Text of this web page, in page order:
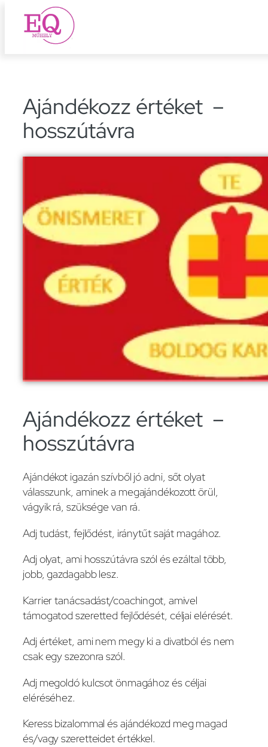
Ugrás
Ajándékozz értéket –
hosszútávra
Ajándékozz értéket –
hosszútávra
Ajándékot igazán szívből jó adni, sőt olyat
válasszunk, aminek a megajándékozott örül,
vágyik rá, szüksége van rá.
Adj tudást, fejlődést, iránytűt saját magához.
Adj olyat, ami hosszútávra szól és ezáltal több,
jobb, gazdagabb lesz.
Karrier tanácsadást/coachingot, amivel
támogatod szeretted fejlődését, céljai elérését.
Adj értéket, ami nem megy ki a divatból és nem
csak egy szezonra szól.
Adj megoldó kulcsot önmagához és céljai
eléréséhez.
Keress bizalommal és ajándékozd meg magad
és/vagy szeretteidet értékkel.